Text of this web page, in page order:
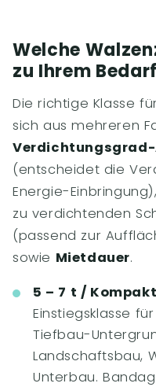
Welche
zu Ihrem
Die richtige Klasse
sich aus mehreren
(entscheidet die
Energie-Einbringung),
zu verdichtenden
(passend zur
sowie Mietdauer.
5 – 7 t /
Einstiegsklasse
Tiefbau-
Landschaftsbau,
Unterbau.